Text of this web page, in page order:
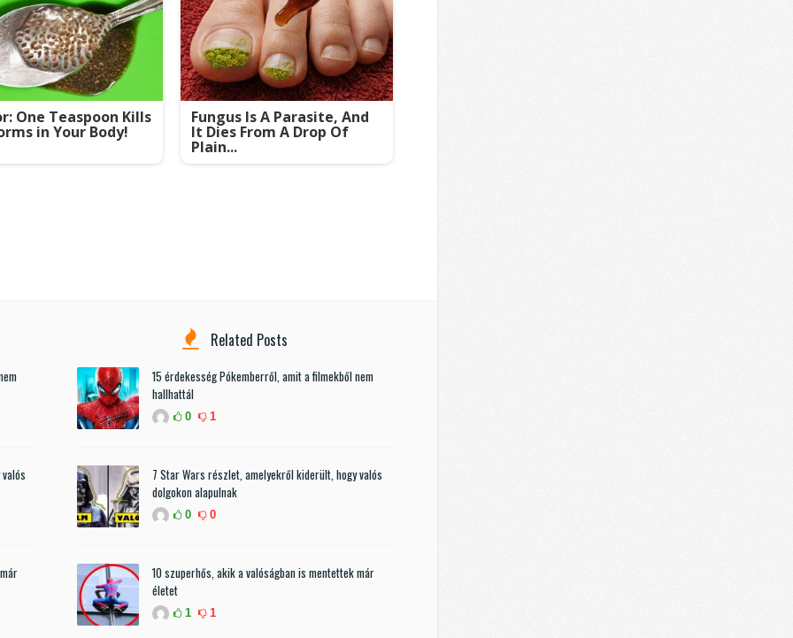
One Teaspoon Kills
in Your Body!
Fungus Is A Parasite, And
It Dies From A Drop Of
Plain...
Related Posts
15 érdekesség Pókemberről, amit a filmekből nem
hallhattál
0 1
7 Star Wars részlet, amelyekről kiderült, hogy valós
dolgokon alapulnak
0 0
10 szuperhős, akik a valóságban is mentettek már
életet
1 1